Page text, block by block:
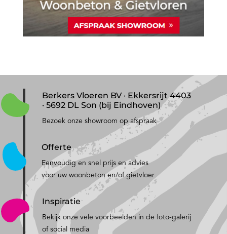
Berkers Vloeren BV · Ekkersrijt 4403
· 5692 DL Son (bij Eindhoven)
Bezoek onze showroom op afspraak
Offerte
Eenvoudig en snel prijs en advies
voor uw woonbeton en/of gietvloer
Inspiratie
Bekijk onze vele voorbeelden in de foto-galerij
of social media